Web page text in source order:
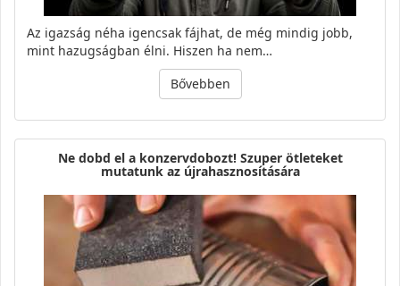
Az igazság néha igencsak fájhat, de még mindig jobb,
mint hazugságban élni. Hiszen ha nem…
Bővebben
Ne dobd el a konzervdobozt! Szuper ötleteket
mutatunk az újrahasznosítására